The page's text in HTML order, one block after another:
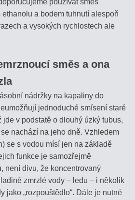
používat směs
a bodem tuhnutí alespoň
a vysokých rychlostech ale
směs a ona
nádržky na kapaliny do
jednoduché smísení staré
v podstatě o dlouhý úzký tubus,
nachází na jeho dně. Vzhledem
se s vodou mísí jen na základě
funkce je samozřejmě
není divu, že koncentrovaný
zmrzlé vody – ledu – i několik
jako „rozpouštědlo“. Dále je nutné